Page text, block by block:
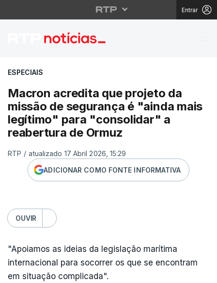
Entrar
Macron acredita que
ESPECIAIS
Macron acredita que projeto da
missão de segurança é "ainda mais
legítimo" para "consolidar" a
reabertura de Ormuz
RTP / atualizado 17 Abril 2026, 15:29
ADICIONAR COMO FONTE INFORMATIVA
OUVIR
"Apoiamos as ideias da legislação marítima
internacional para socorrer os que se encontram
em situação complicada".